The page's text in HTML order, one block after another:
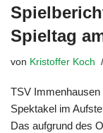
Spieltag
von Kristoffer Koch
TSV
Spektakel im
Das aufgrund des